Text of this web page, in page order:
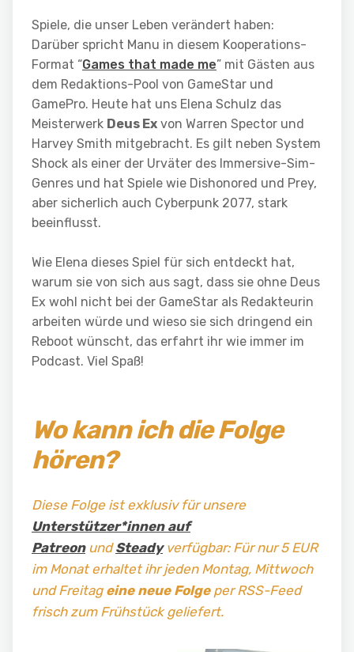
Spiele, die unser Leben verändert haben:
Darüber spricht Manu in diesem Kooperations-
Format “Games that made me” mit Gästen aus
dem Redaktions-Pool von GameStar und
GamePro. Heute hat uns Elena Schulz das
Meisterwerk Deus Ex von Warren Spector und
Harvey Smith mitgebracht. Es gilt neben System
Shock als einer der Urväter des Immersive-Sim-
Genres und hat Spiele wie Dishonored und Prey,
aber sicherlich auch Cyberpunk 2077, stark
beeinflusst.
Wie Elena dieses Spiel für sich entdeckt hat,
warum sie von sich aus sagt, dass sie ohne Deus
Ex wohl nicht bei der GameStar als Redakteurin
arbeiten würde und wieso sie sich dringend ein
Reboot wünscht, das erfahrt ihr wie immer im
Podcast. Viel Spaß!
Wo kann ich die Folge
hören?
Diese Folge ist exklusiv für unsere
Unterstützer*innen auf
PatreonundSteadyverfügbar: Für nur 5 EUR
im Monat erhaltet ihr jeden Montag, Mittwoch
und Freitageine neue Folgeper RSS-Feed
frisch zum Frühstück geliefert.